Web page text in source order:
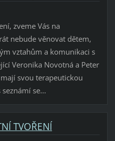
zveme Vás na
nebude věnovat dětem,
vztahům a komunikaci s
Veronika Novotná a Peter
svou terapeutickou
se...
TVOŘENÍ